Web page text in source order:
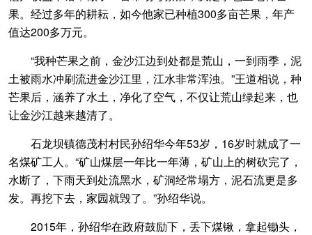
果。经过多年的耕耘，如今他家已种植300多亩芒果，年产
值达200多万元。
“我种芒果之前，金沙江边到处都是荒山，一到雨季，泥
土被雨水冲刷流进金沙江里，江水非常浑浊。”王道相说，种
芒果后，涵养了水土，净化了空气，不仅让荒山绿起来，也
让金沙江越来越清了。
石龙坝镇德茂村村民孙绍华今年53岁，16岁时就成了一
名煤矿工人。“矿山煤层一年比一年薄，矿山上的树砍完了，
水断了，下雨天到处流黑水，矿洞经常塌方，泥石流更是多
发。再挖下去，家园就毁了。”孙绍华说。
2015年，孙绍华在政府鼓励下，丢下煤锹，拿起锄头，